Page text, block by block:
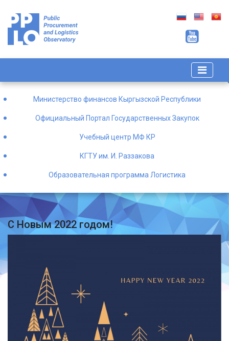
Министерство финансов Кыргызской Республики
Официальный Портал Государственных Закупок
Учебный центр МФ КР
КГТУ им. И. Раззакова
Образовательная программа Логистика
С Новым 2022 годом!